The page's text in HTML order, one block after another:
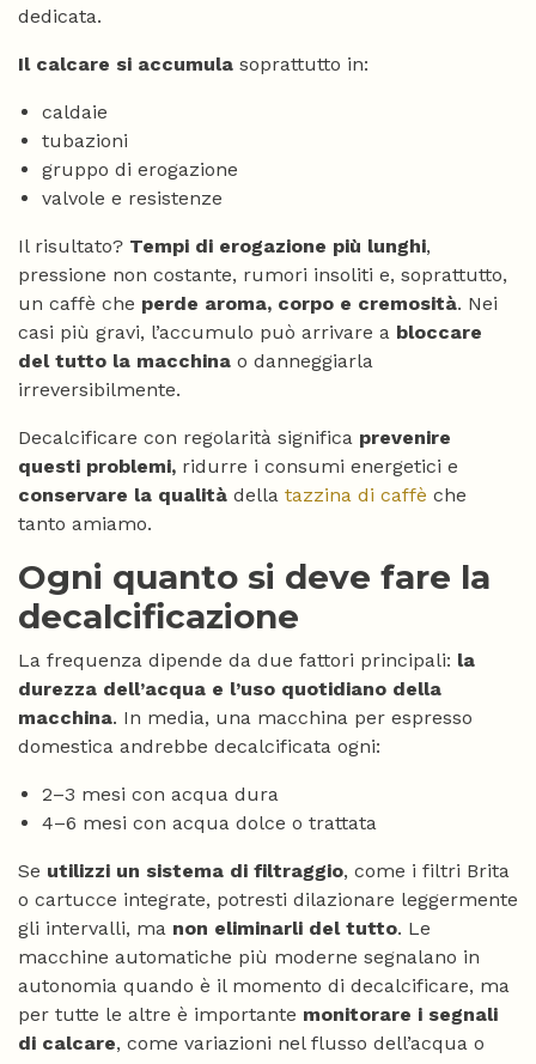
dedicata.
Il calcare si accumula soprattutto in:
caldaie
tubazioni
gruppo di erogazione
valvole e resistenze
Il risultato? Tempi di erogazione più lunghi,
pressione non costante, rumori insoliti e, soprattutto,
un caffè che perde aroma, corpo e cremosità. Nei
casi più gravi, l’accumulo può arrivare a bloccare
del tutto la macchina o danneggiarla
irreversibilmente.
Decalcificare con regolarità significa prevenire
questi problemi, ridurre i consumi energetici e
conservare la qualità della tazzina di caffè che
tanto amiamo.
Ogni quanto si deve fare la
decalcificazione
La frequenza dipende da due fattori principali: la
durezza dell’acqua e l’uso quotidiano della
macchina. In media, una macchina per espresso
domestica andrebbe decalcificata ogni:
2–3 mesi con acqua dura
4–6 mesi con acqua dolce o trattata
Se utilizzi un sistema di filtraggio, come i filtri Brita
o cartucce integrate, potresti dilazionare leggermente
gli intervalli, ma non eliminarli del tutto. Le
macchine automatiche più moderne segnalano in
autonomia quando è il momento di decalcificare, ma
per tutte le altre è importante monitorare i segnali
di calcare, come variazioni nel flusso dell’acqua o